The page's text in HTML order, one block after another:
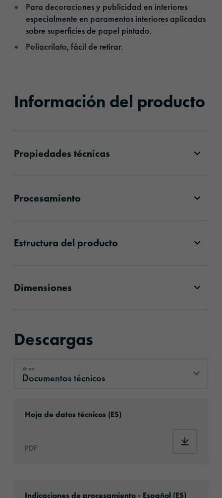
Para decoraciones y publicidad en interiores
especialmente en paramentos interiores aplicadas
sobre superficies de papel pintado.
Poliacrilato, fácil de retirar.
Información del producto
Propiedades técnicas
Procesamiento
Estructura del producto
Dimensiones
Descargas
Area
Documentos técnicos
Hoja de datos técnicos (ES)
PDF
Indicaciones de procesamiento - Español (ES)